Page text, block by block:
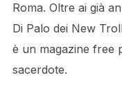
Roma. Oltre ai già
Di Palo dei New
è un magazine free
sacerdote.